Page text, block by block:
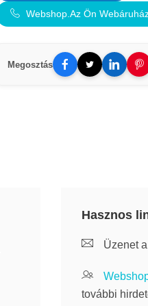
Webshop.Az Ön
Megosztás
Hasznos
Üzenet
további